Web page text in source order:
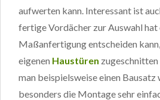
aufwerten kann. Interessant ist
fertige Vordächer zur Auswahl hat
Maßanfertigung entscheiden
eigenen Haustüren
man beispielsweise einen Bausatz
besonders die Montage sehr